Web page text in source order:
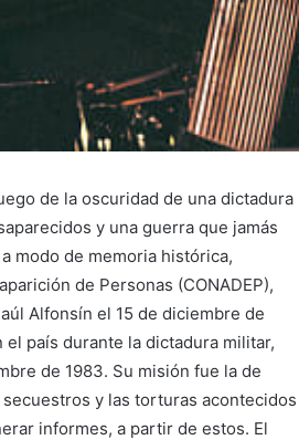
de la oscuridad de una dictadura
y una guerra que jamás
modo de memoria histórica,
de Personas (CONADEP),
Alfonsín el 15 de diciembre de
país durante la dictadura militar,
de 1983. Su misión fue la de
y las torturas acontecidos
informes, a partir de estos. El